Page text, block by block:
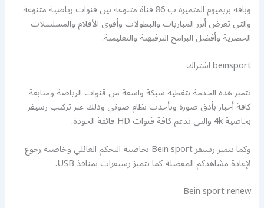
وباقة بريميوم المتميزة ب 86 قناة متنوعة بين قنوات رياضية متنوعة
والتي تعرض أبرز المباريات والبطولات وأقوى الأفلام والمسلسلات
الحصرية وأفضل البرامج الترفيهية والتعليمية.
beinsport اشتراك
تتميز هذه الخدمة بتغطية شبكة واسعة من قنوات الرياضة ومتابعة
كافة أخبار بأدق صورة وبأحدث نظام صوتي وذلك عبر تركيب رسيفر
بخاصية 4k والتي تدعم كافة قنوات HD فائقة الجودة.
وكما تتميز رسيفر Bein sport بخاصية التحكم العائلي وخاصية رجوع
لإعادة مشاهدكم المفضلة كما تتميز رسيفرات بمنافذ USB.
Bein sport renew